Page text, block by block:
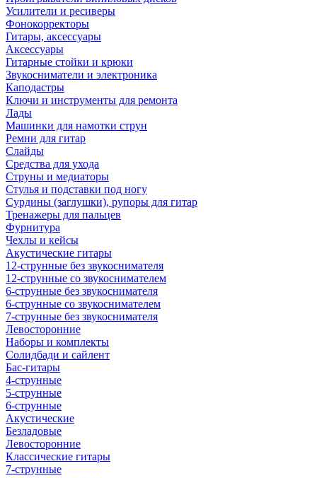
Усилители и ресиверы
Фонокорректоры
Гитары, аксессуары
Аксессуары
Гитарные стойки и крюки
Звукосниматели и электроника
Каподастры
Ключи и инструменты для ремонта
Лады
Машинки для намотки струн
Ремни для гитар
Слайды
Средства для ухода
Струны и медиаторы
Стулья и подставки под ногу
Сурдины (заглушки), рупоры для гитар
Тренажеры для пальцев
Фурнитура
Чехлы и кейсы
Акустические гитары
12-струнные без звукоснимателя
12-струнные со звукоснимателем
6-струнные без звукоснимателя
6-струнные со звукоснимателем
7-струнные без звукоснимателя
Левосторонние
Наборы и комплекты
Солидбади и сайлент
Бас-гитары
4-струнные
5-струнные
6-струнные
Акустические
Безладовые
Левосторонние
Классические гитары
7-струнные